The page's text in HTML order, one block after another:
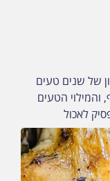
של שנים טעים
הטעים
לאכול